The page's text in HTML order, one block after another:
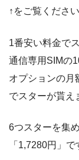
↑をご覧ください
1番安い料金で
通信専用SIMの
オプションの月
でスターが貰え
6つスターを集
「1,7280円」で